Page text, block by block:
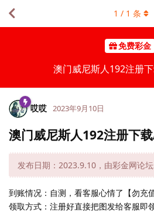
免费彩金
澳门威尼斯人192注册
1 / 1 条
哎哎 2023年9月10日
澳门威尼斯人192注册下
发布日期：2023.9.10，由彩金网论
到账情况：自测，看客服心情了【勿充值
领取方式：注册好直接把图发给客服即